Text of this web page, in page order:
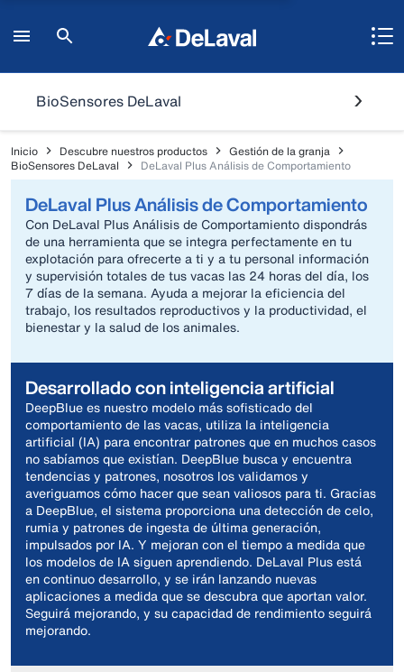
BioSensores DeLaval
Inicio Descubre nuestros productos
Gestión de la granja
BioSensores DeLaval
DeLaval Plus Análisis de Comportamiento
DeLaval Plus Análisis de Comportamiento
Con DeLaval Plus Análisis de Comportamiento dispondrás
de una herramienta que se integra perfectamente en tu
explotación para ofrecerte a ti y a tu personal información
y supervisión totales de tus vacas las 24 horas del día, los
7 días de la semana. Ayuda a mejorar la eficiencia del
trabajo, los resultados reproductivos y la productividad, el
bienestar y la salud de los animales.
Desarrollado con inteligencia artificial
DeepBlue es nuestro modelo más sofisticado del
comportamiento de las vacas, utiliza la inteligencia
artificial (IA) para encontrar patrones que en muchos casos
no sabíamos que existían. DeepBlue busca y encuentra
tendencias y patrones, nosotros los validamos y
averiguamos cómo hacer que sean valiosos para ti. Gracias
a DeepBlue, el sistema proporciona una detección de celo,
rumia y patrones de ingesta de última generación,
impulsados por IA. Y mejoran con el tiempo a medida que
los modelos de IA siguen aprendiendo. DeLaval Plus está
en continuo desarrollo, y se irán lanzando nuevas
aplicaciones a medida que se descubra que aportan valor.
Seguirá mejorando, y su capacidad de rendimiento seguirá
mejorando.